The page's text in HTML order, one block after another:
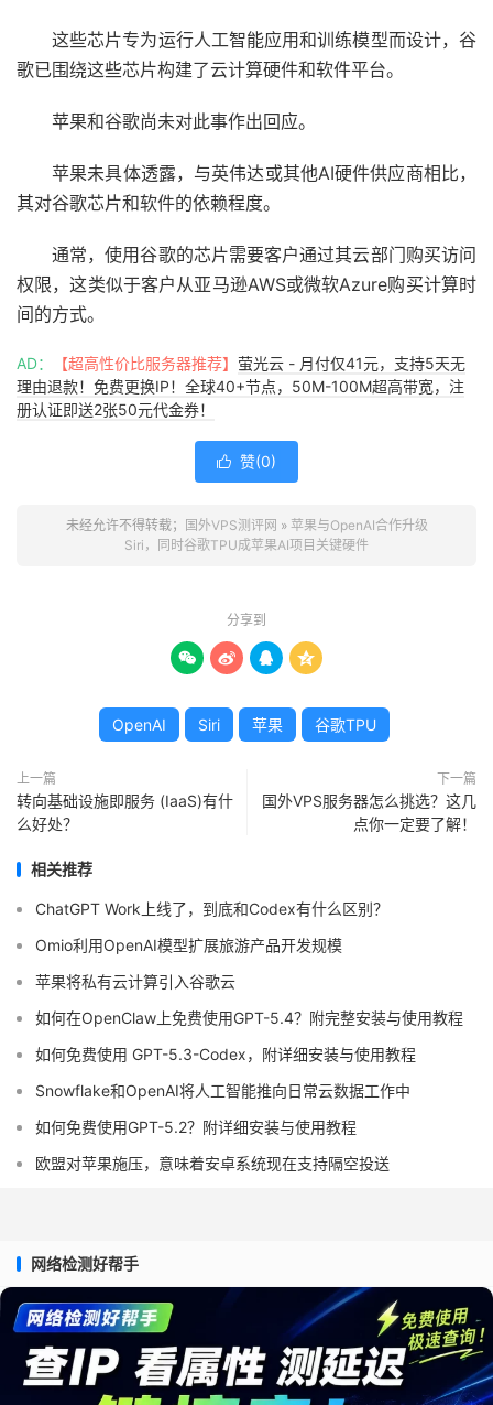
这些芯片专为运行人工智能应用和训练模型而设计，谷
歌已围绕这些芯片构建了云计算硬件和软件平台。
苹果和谷歌尚未对此事作出回应。
苹果未具体透露，与英伟达或其他AI硬件供应商相比，
其对谷歌芯片和软件的依赖程度。
通常，使用谷歌的芯片需要客户通过其云部门购买访问
权限，这类似于客户从亚马逊AWS或微软Azure购买计算时
间的方式。
AD： 【超高性价比服务器推荐】 萤光云 - 月付仅41元，支持5天无
理由退款！免费更换IP！全球40+节点，50M-100M超高带宽，注
册认证即送2张50元代金券！
 赞(0)
未经允许不得转载； 国外VPS测评网 » 苹果与OpenAI合作升级
Siri，同时谷歌TPU成苹果AI项目关键硬件
分享到
   
OpenAI Siri 苹果 谷歌TPU
上一篇
转向基础设施即服务 (IaaS)有什
么好处？
下一篇
国外VPS服务器怎么挑选？这几
点你一定要了解！
相关推荐
ChatGPT Work上线了，到底和Codex有什么区别？
Omio利用OpenAI模型扩展旅游产品开发规模
苹果将​​私有云计算引入谷歌云
如何在OpenClaw上免费使用GPT-5.4？附完整安装与使用教程
如何免费使用 GPT-5.3-Codex，附详细安装与使用教程
Snowflake和OpenAI将人工智能推向日常云数据工作中
如何免费使用GPT-5.2？附详细安装与使用教程
欧盟对苹果施压，意味着安卓系统现在支持隔空投送
网络检测好帮手